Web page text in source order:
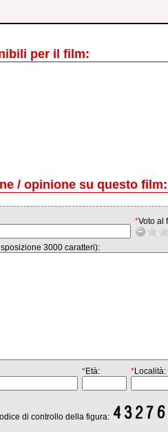
per il film:
/ opinione su questo
*Voto al
3000 caratteri):
*Età: *Località:
di controllo della figura: